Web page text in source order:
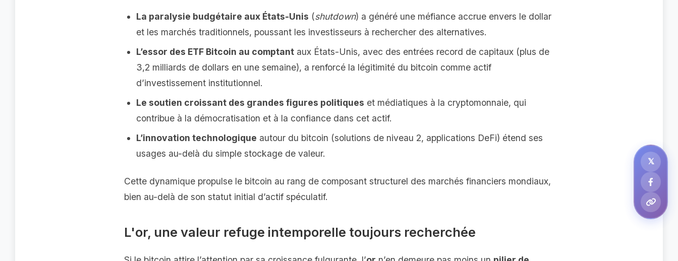
La paralysie budgétaire aux États-Unis (shutdown) a généré une méfiance accrue envers le dollar
et les marchés traditionnels, poussant les investisseurs à rechercher des alternatives.
L’essor des ETF Bitcoin au comptant aux États-Unis, avec des entrées record de capitaux (plus de
3,2 milliards de dollars en une semaine), a renforcé la légitimité du bitcoin comme actif
d’investissement institutionnel.
Le soutien croissant des grandes figures politiques et médiatiques à la cryptomonnaie, qui
contribue à la démocratisation et à la confiance dans cet actif.
L’innovation technologique autour du bitcoin (solutions de niveau 2, applications DeFi) étend ses
usages au-delà du simple stockage de valeur.
Cette dynamique propulse le bitcoin au rang de composant structurel des marchés financiers mondiaux,
bien au-delà de son statut initial d’actif spéculatif.
L'or, une valeur refuge intemporelle toujours recherchée
𝕏